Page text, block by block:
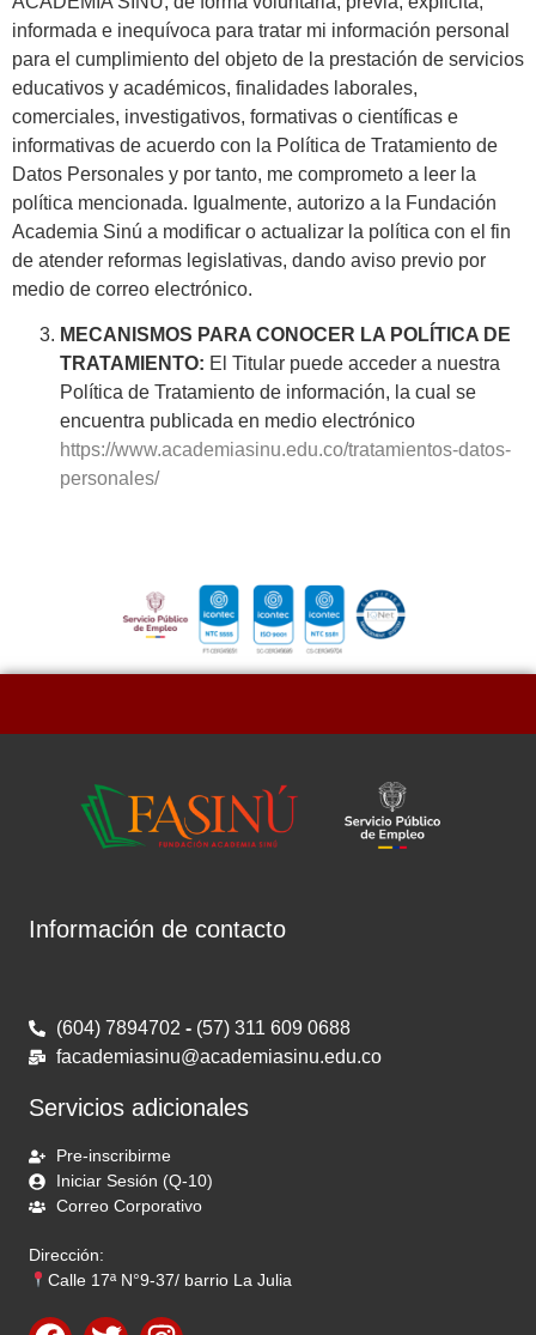
informada e inequívoca para tratar mi información personal
para el cumplimiento del objeto de la prestación de servicios
educativos y académicos, finalidades laborales,
comerciales, investigativos, formativas o científicas e
informativas de acuerdo con la Política de Tratamiento de
Datos Personales y por tanto, me comprometo a leer la
política mencionada. Igualmente, autorizo a la Fundación
Academia Sinú a modificar o actualizar la política con el fin
de atender reformas legislativas, dando aviso previo por
medio de correo electrónico.
MECANISMOS PARA CONOCER LA POLÍTICA DE
TRATAMIENTO: El Titular puede acceder a nuestra
Política de Tratamiento de información, la cual se
encuentra publicada en medio electrónico
https://www.academiasinu.edu.co/tratamientos-datos-
personales/
Información de contacto
(604) 7894702 -(57) 311 609 0688
facademiasinu@academiasinu.edu.co
Servicios adicionales
Pre-inscribirme
Iniciar Sesión (Q-10)
Correo Corporativo
Dirección:
Calle 17ª N°9-37/ barrio La Julia